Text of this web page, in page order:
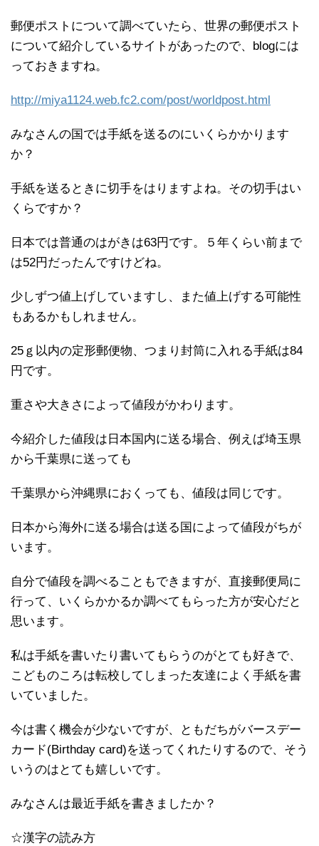
郵便ポストについて調べていたら、世界の郵便ポスト
について紹介しているサイトがあったので、blogには
っておきますね。
http://miya1124.web.fc2.com/post/worldpost.html
みなさんの国では手紙を送るのにいくらかかります
か？
手紙を送るときに切手をはりますよね。その切手はい
くらですか？
日本では普通のはがきは63円です。５年くらい前まで
は52円だったんですけどね。
少しずつ値上げしていますし、また値上げする可能性
もあるかもしれません。
25ｇ以内の定形郵便物、つまり封筒に入れる手紙は84
円です。
重さや大きさによって値段がかわります。
今紹介した値段は日本国内に送る場合、例えば埼玉県
から千葉県に送っても
千葉県から沖縄県におくっても、値段は同じです。
日本から海外に送る場合は送る国によって値段がちが
います。
自分で値段を調べることもできますが、直接郵便局に
行って、いくらかかるか調べてもらった方が安心だと
思います。
私は手紙を書いたり書いてもらうのがとても好きで、
こどものころは転校してしまった友達によく手紙を書
いていました。
今は書く機会が少ないですが、ともだちがバースデー
カード(Birthday card)を送ってくれたりするので、そう
いうのはとても嬉しいです。
みなさんは最近手紙を書きましたか？
☆漢字の読み方